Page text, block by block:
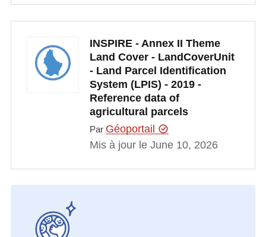
INSPIRE - Annex II Theme
Land Cover - LandCoverUnit
- Land Parcel Identification
System (LPIS) - 2019 -
Reference data of
agricultural parcels
Par Géoportail
Mis à jour le June 10, 2026